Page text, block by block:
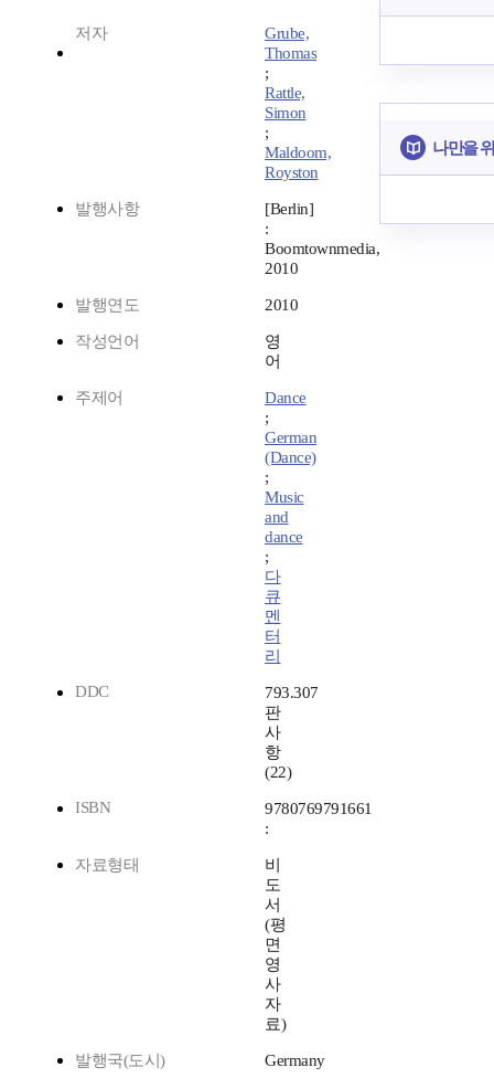
저자
Grube,
Thomas
;
Rattle,
Simon
;
Maldoom,
Royston
발행사항
[Berlin]
:
Boomtownmedia,
2010
발행연도 2010
작성언어
영
어
주제어
Dance
;
German
(Dance)
;
Music
and
dance
;
다
큐
멘
터
리
DDC
793.307
판
사
항
(22)
ISBN
9780769791661
:
자료형태
비
도
서
(평
면
영
사
자
료)
발행국(도시) Germany
나만을